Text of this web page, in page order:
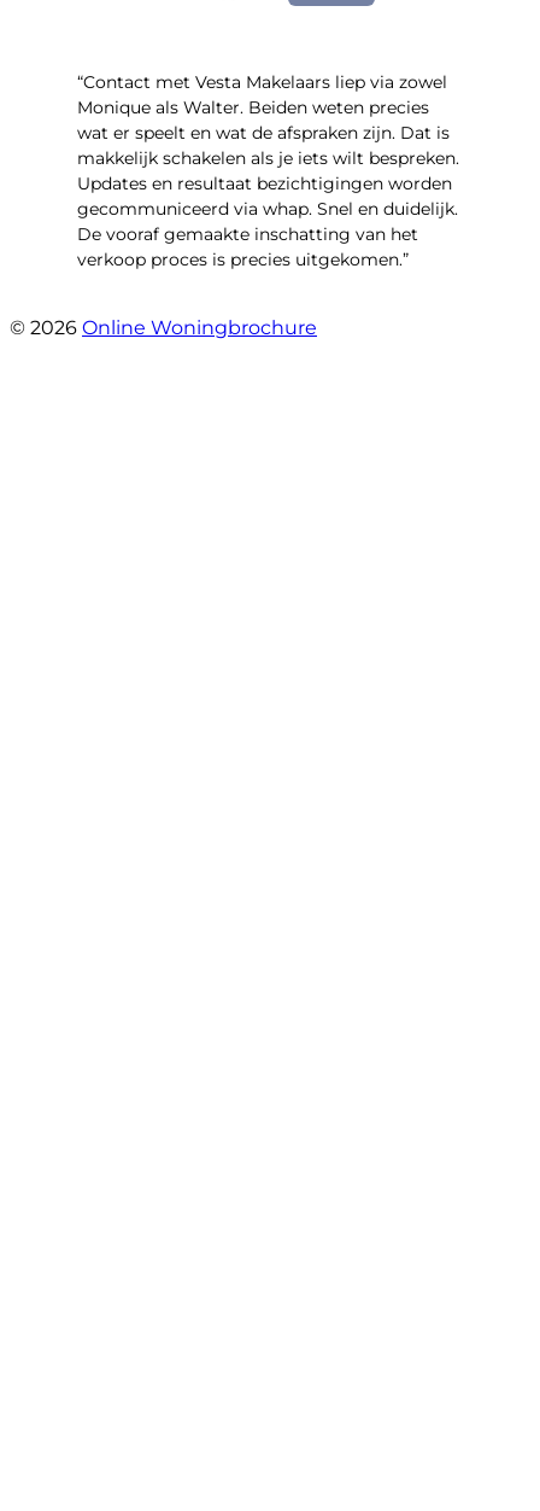
“Contact met Vesta Makelaars liep via zowel
Monique als Walter. Beiden weten precies
wat er speelt en wat de afspraken zijn. Dat is
makkelijk schakelen als je iets wilt bespreken.
Updates en resultaat bezichtigingen worden
gecommuniceerd via whap. Snel en duidelijk.
De vooraf gemaakte inschatting van het
verkoop proces is precies uitgekomen.”
© 2026 Online Woningbrochure